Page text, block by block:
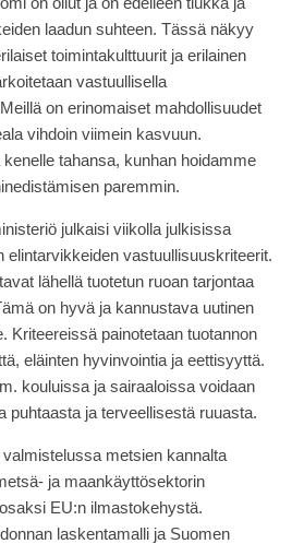
laadun suhteen. Tässä näkyy
toimintakulttuurit ja erilainen
vastuullisella
on erinomaiset mahdollisuudet
vihdoin viimein kasvuun.
tahansa, kunhan hoidamme
paremmin.
julkaisi viikolla julkisissa
elintarvikkeiden vastuullisuuskriteerit.
lähellä tuotetun ruoan tarjontaa
on hyvä ja kannustava uutinen
Kriteereissä painotetaan tuotannon
eläinten hyvinvointia ja eettisyyttä.
kouluissa ja sairaaloissa voidaan
puhtaasta ja terveellisestä ruuasta.
metsien kannalta
ja maankäyttösektorin
EU:n ilmastokehystä.
laskentamalli ja Suomen